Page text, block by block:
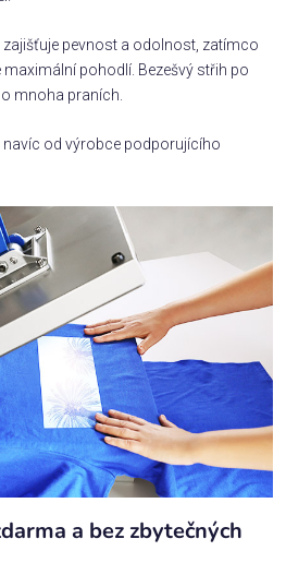
pevnost a odolnost, zatímco
pohodlí. Bezešvý střih po
mnoha praních.
navíc od výrobce podporujícího
a bez zbytečných